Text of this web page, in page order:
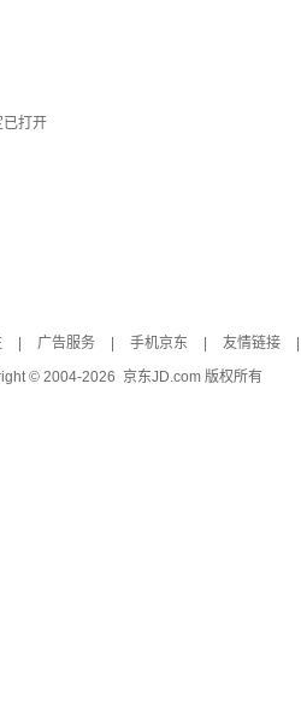
已打开
广告服务 手机京东 友情链接
© 2004-2026 京东JD.com 版权所有